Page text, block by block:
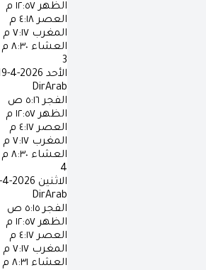
الظهر ١٢:٥٧ م
العصر ٤:١٨ م
المغرب ٧:١٧ م
العشاء ٨:٣٠ م
3
الأحد 2026-4-19 مـ
DirArab
الفجر ٥:١٦ ص
الظهر ١٢:٥٧ م
العصر ٤:١٧ م
المغرب ٧:١٧ م
العشاء ٨:٣٠ م
4
الاثنين 2026-4-20 مـ
DirArab
الفجر ٥:١٥ ص
الظهر ١٢:٥٧ م
العصر ٤:١٧ م
المغرب ٧:١٧ م
العشاء ٨:٣١ م